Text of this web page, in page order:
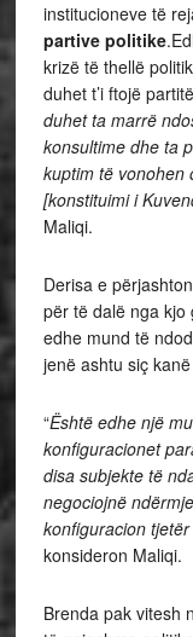
institucioneve të
partive politike
krizë të thellë
duhet t’i ftojë
duhet ta marrë
konsultime dhe ta
kuptim të vonohen
[konstituimi i
Maliqi.
Derisa e
për të dalë nga kjo
edhe mund të
jenë ashtu siç
“Është edhe një
konfiguracionet
disa subjekte të
negociojnë
konfiguracion
konsideron Maliqi.
Brenda pak vitesh